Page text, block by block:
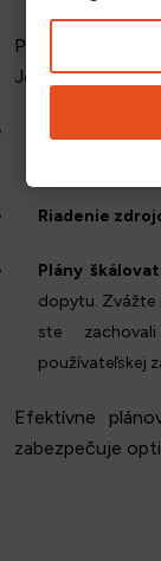
Plánovanie
Je to proaktívny
Riadenie
Plány
dopytu. Zvážte
ste
používateľskej
Efektívne
zabezpečuje